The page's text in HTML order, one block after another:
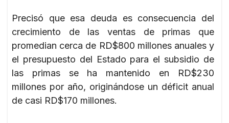
Precisó que esa deuda es consecuencia del
crecimiento de las ventas de primas que
promedian cerca de RD$800 millones anuales y
el presupuesto del Estado para el subsidio de
las primas se ha mantenido en RD$230
millones por año, originándose un déficit anual
de casi RD$170 millones.